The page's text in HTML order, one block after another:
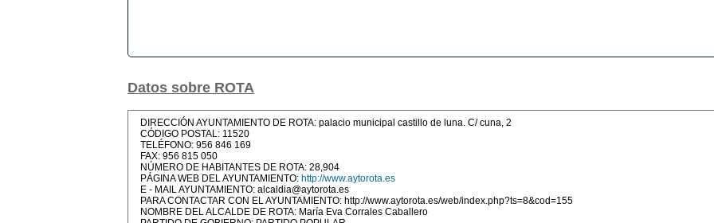
Datos sobre ROTA
DIRECCIÓN AYUNTAMIENTO DE ROTA: palacio municipal castillo de luna. C/ cuna, 2
CÓDIGO POSTAL: 11520
TELÉFONO: 956 846 169
FAX: 956 815 050
NÚMERO DE HABITANTES DE ROTA: 28,904
PÁGINA WEB DEL AYUNTAMIENTO: http://www.aytorota.es
E - MAIL AYUNTAMIENTO: alcaldia@aytorota.es
PARA CONTACTAR CON EL AYUNTAMIENTO: http://www.aytorota.es/web/index.php?ts=8&cod=155
NOMBRE DEL ALCALDE DE ROTA: María Eva Corrales Caballero